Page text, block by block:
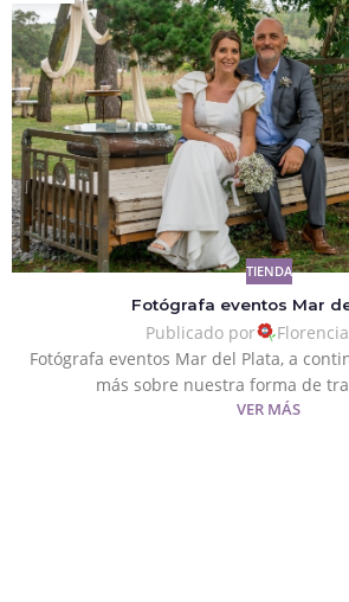
TIENDA
Fotógrafa eventos Mar
Publicado por
Fotógrafa eventos Mar del Plata, a
más sobre nuestra forma de
VER MÁS